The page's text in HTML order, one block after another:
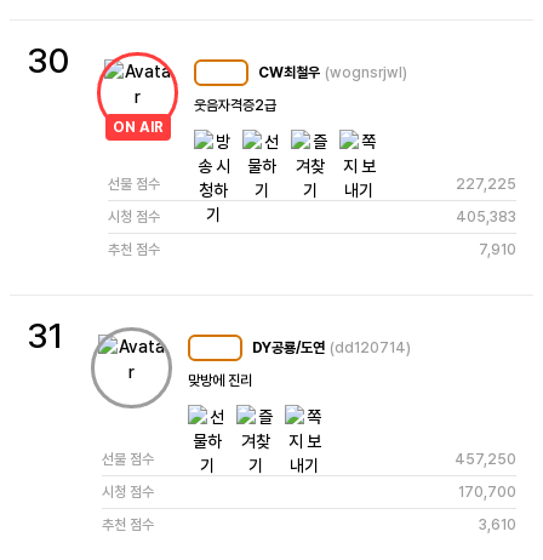
30
ON AIR
CW최철우 (wognsrjwl)
웃음자격증2급
선물 점수
227,225
시청 점수
405,383
추천 점수
7,910
31 DY공룡/도연 (dd120714)
맞방에 진리
선물 점수
457,250
시청 점수
170,700
추천 점수
3,610